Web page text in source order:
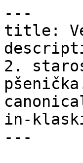
---
title:
2.
in-
---